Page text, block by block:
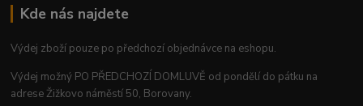
Kde nás najdete
Výdej zboží pouze po předchozí objednávce na eshopu.
Výdej možný PO PŘEDCHOZÍ DOMLUVĚ od pondělí do pátku na
adrese Žižkovo náměstí 50, Borovany.